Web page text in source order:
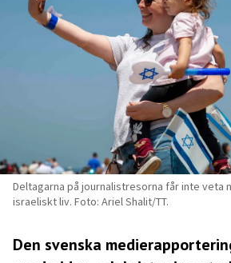
Deltagarna på journalistresorna får inte veta
israeliskt liv. Foto: Ariel Shalit/TT.
Den svenska